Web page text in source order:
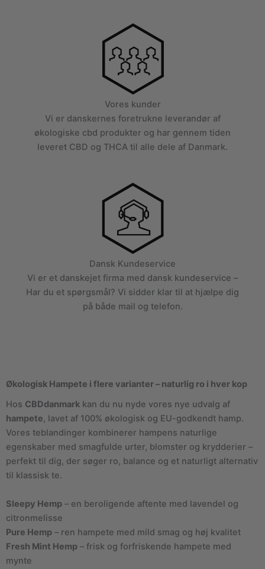
Vores kunder
Vi er danskernes foretrukne leverandør af
økologiske cbd produkter og har gennem tiden
leveret CBD og THCA til alle dele af Danmark.
Dansk Kundeservice
Vi er et danskejet firma med dansk kundeservice –
Har du et spørgsmål? Vi sidder klar til at hjælpe dig
på både mail og telefon.
Økologisk Hampete i flere varianter – naturlig ro i hver kop
Hos CBDdanmark kan du nu nyde vores nye udvalg af
hampete, lavet af 100% økologisk og EU-godkendt hamp.
Vores teblandinger kombinerer hampens naturlige
egenskaber med smagfulde urter, blomster og krydderier –
perfekt til dig, der søger ro, balance og et naturligt alternativ
til klassisk te.
Sleepy Hemp – en beroligende aftente med lavendel og
citronmelisse
Pure Hemp – ren hampete med mild smag og høj kvalitet
Fresh Mint Hemp – frisk og forfriskende hampete med
mynte